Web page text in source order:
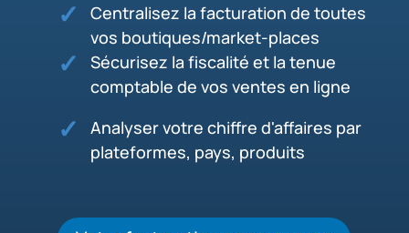
Centralisez la facturation de toutes
vos boutiques/market-places
Sécurisez la fiscalité et la tenue
comptable de vos ventes en ligne
Analyser votre chiffre d'affaires par
plateformes, pays, produits